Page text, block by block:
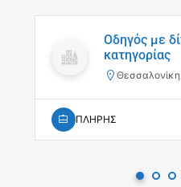
Οδηγός με
κατηγορίας
ΠΛΗΡΗΣ